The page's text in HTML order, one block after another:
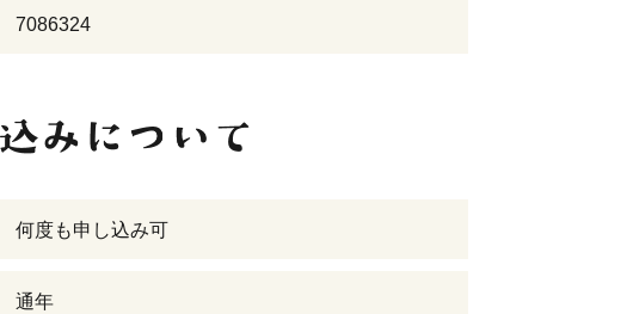
7086324
何度も申し込み可
通年